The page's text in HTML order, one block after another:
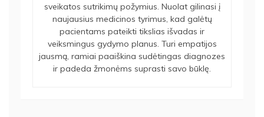
sveikatos sutrikimų požymius. Nuolat gilinasi į
naujausius medicinos tyrimus, kad galėtų
pacientams pateikti tikslias išvadas ir
veiksmingus gydymo planus. Turi empatijos
jausmą, ramiai paaiškina sudėtingas diagnozes
ir padeda žmonėms suprasti savo būklę.